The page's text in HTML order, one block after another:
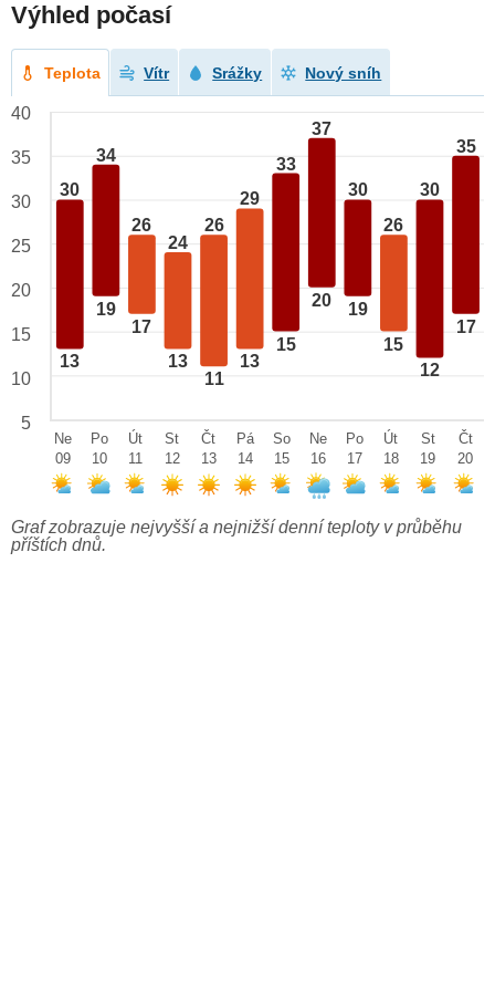
Výhled počasí
Teplota Vítr Srážky Nový sníh
30
13
34
19
26
17
24
13
26
11
29
13
33
15
37
20
30
19
26
15
30
12
35
17
40
35
30
25
20
15
10
5
Ne
09
Po
10
Út
11
St
12
Čt
13
Pá
14
So
15
Ne
16
Po
17
Út
18
St
19
Čt
20
Graf zobrazuje nejvyšší a nejnižší denní teploty v průběhu
příštích dnů.